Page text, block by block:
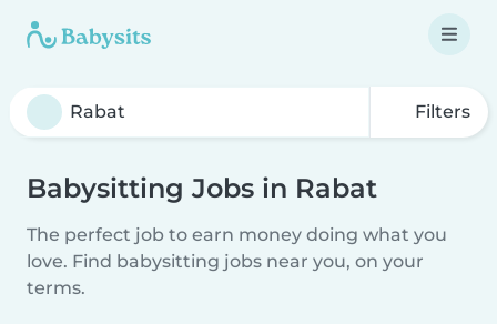
Filters
Babysitting Jobs in Rabat
The perfect job to earn money doing what you
love. Find babysitting jobs near you, on your
terms.